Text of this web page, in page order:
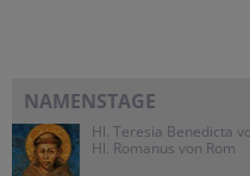
NAMENSTAGE
Hl. Teresia Benedicta
Hl. Romanus von Rom